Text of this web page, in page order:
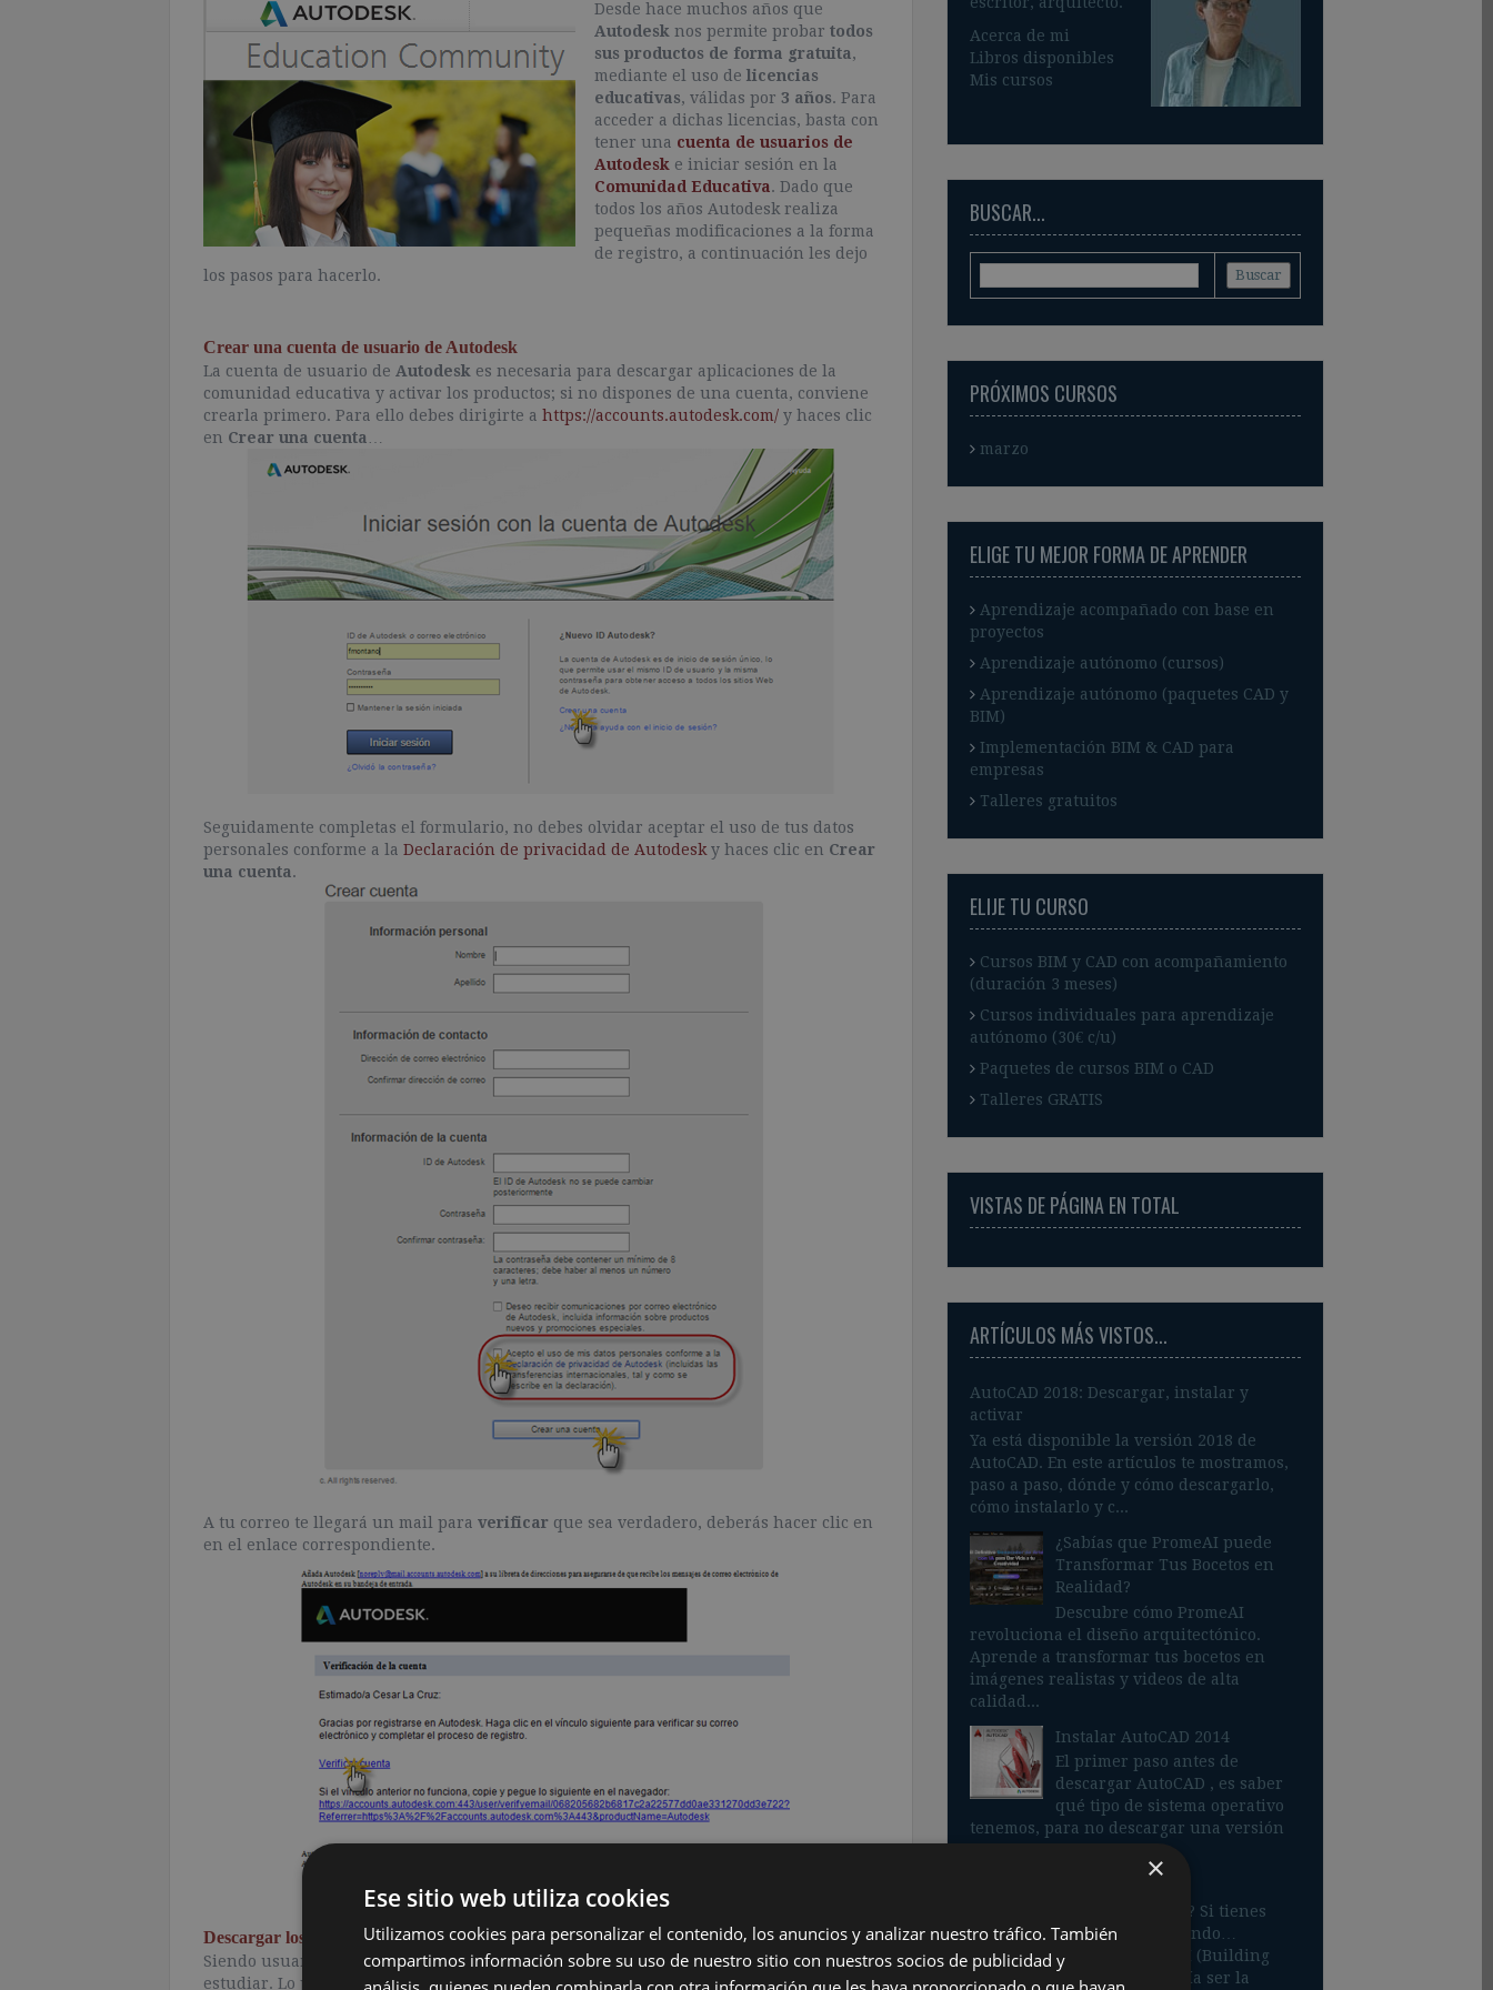
Desde hace muchos años que
Autodesk nos permite probar todos
sus productos de forma gratuita,
mediante el uso de licencias
educativas, válidas por 3 años. Para
acceder a dichas licencias, basta con
tener una cuenta de usuarios de
Autodesk e iniciar sesión en la
Comunidad Educativa. Dado que
todos los años Autodesk realiza
pequeñas modificaciones a la forma
de registro, a continuación les dejo
los pasos para hacerlo.
Crear una cuenta de usuario de Autodesk
La cuenta de usuario de Autodesk es necesaria para descargar aplicaciones de la
comunidad educativa y activar los productos; si no dispones de una cuenta, conviene
crearla primero. Para ello debes dirigirte a https://accounts.autodesk.com/ y haces clic
en Crear una cuenta
Seguidamente completas el formulario, no debes olvidar aceptar el uso de tus datos
personales conforme a la Declaración de privacidad de Autodesk y haces clic en Crear
una cuenta.
A tu correo te llegará un mail para verificar que sea verdadero, deberás hacer clic en
en el enlace correspondiente.
Descargar los productos de Autodesk
Siendo usuarios de Autodesk, ya estás en condiciones de usar licencias gratuitas para
estudiar. Lo primero es ir a la web educativa
Acerca de mi
Libros disponibles
Mis cursos
BUSCAR...
PRÓXIMOS CURSOS
marzo
ELIGE TU MEJOR FORMA DE APRENDER
Aprendizaje acompañado con base en
proyectos
Aprendizaje autónomo (cursos)
Aprendizaje autónomo (paquetes CAD y
BIM)
Implementación BIM & CAD para
empresas
Talleres gratuitos
ELIJE TU CURSO
Cursos BIM y CAD con acompañamiento
(duración 3 meses)
Cursos individuales para aprendizaje
autónomo (30€ c/u)
Paquetes de cursos BIM o CAD
Talleres GRATIS
VISTAS DE PÁGINA EN TOTAL
ARTÍCULOS MÁS VISTOS...
AutoCAD 2018: Descargar, instalar y
activar
Ya está disponible la versión 2018 de
AutoCAD. En este artículos te mostramos,
paso a paso, dónde y cómo descargarlo,
cómo instalarlo y c...
¿Sabías que PromeAI puede
Transformar Tus Bocetos en
Realidad?
Descubre cómo PromeAI
revoluciona el diseño arquitectónico.
Aprende a transformar tus bocetos en
imágenes realistas y videos de alta
calidad...
Instalar AutoCAD 2014
El primer paso antes de
descargar AutoCAD , es saber
qué tipo de sistema operativo
tenemos, para no descargar una versión
¿BIM sí o BIM no? Si tienes
dudas, sigue leyendo…
Sabemos que BIM (Building
Information Modeling) podría ser la
×
Ese sitio web utiliza cookies
Utilizamos cookies para personalizar el contenido, los anuncios y analizar nuestro tráfico. También
compartimos información sobre su uso de nuestro sitio con nuestros socios de publicidad y